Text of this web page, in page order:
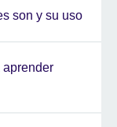
son y su uso
aprender